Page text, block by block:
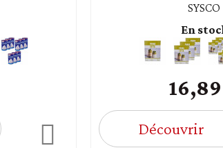
SYSCO
En
Découvrir